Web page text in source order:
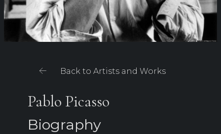
Back to Artists and Works
Pablo Picasso
Biography